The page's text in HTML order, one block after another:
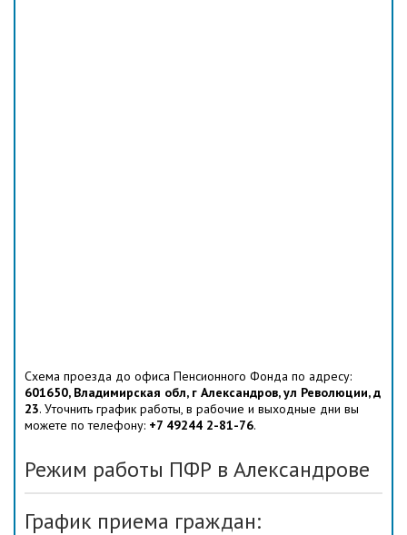
Схема проезда до офиса Пенсионного Фонда по адресу:
601650, Владимирская обл, г Александров, ул Революции, д
23. Уточнить график работы, в рабочие и выходные дни вы
можете по телефону: +7 49244 2-81-76.
Режим работы ПФР в Александрове
График приема граждан: